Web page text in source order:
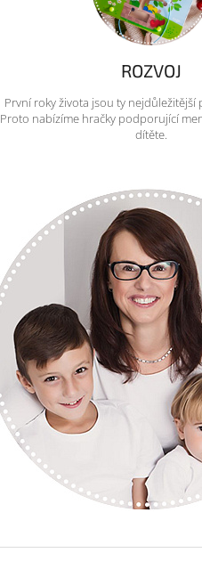
ROZVOJ
První roky života jsou ty nejdůležitější
Proto nabízíme hračky podporující
dítěte.